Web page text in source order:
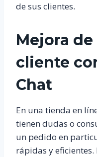
de sus clientes.
Mejora
cliente
Chat
En una tienda en
tienen dudas o
un pedido en
rápidas y